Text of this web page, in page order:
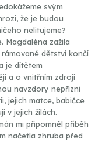
svým
že je budou
nelitujeme?
Magdaléna zažila
dětství končí
je dítětem
a o vnitřním zdroji
navzdory nepřízni
jejich matce, babičce
v jejich žilách.
mi připomněl příběh
načetla zhruba před